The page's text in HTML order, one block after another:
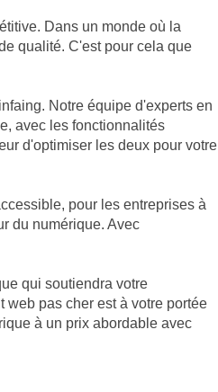
Dans un monde où la
qualité. C'est pour cela que
Notre équipe d'experts en
avec les fonctionnalités
d'optimiser les deux pour votre
pour les entreprises à
du numérique. Avec
qui soutiendra votre
pas cher est à votre portée
à un prix abordable avec